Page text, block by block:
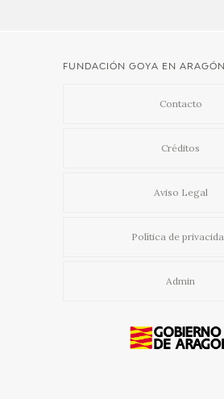
FUNDACIÓN GOYA EN ARAGÓN
Contacto
Créditos
Aviso Legal
Política de
Admin